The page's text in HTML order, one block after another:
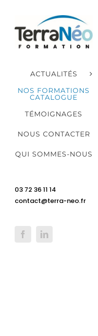
contenu
ACTUALITÉS
NOS FORMATIONS
CATALOGUE
TÉMOIGNAGES
NOUS CONTACTER
QUI SOMMES-NOUS
03 72 36 11 14
contact@terra-neo.fr
FacebookLinkedIn